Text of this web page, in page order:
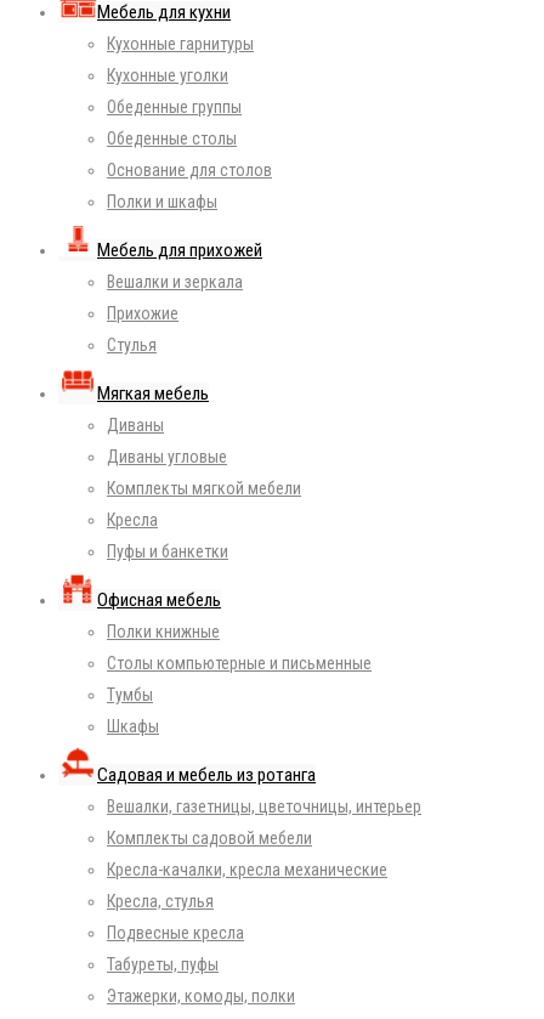
Мебель для кухни
Кухонные гарнитуры
Кухонные уголки
Обеденные группы
Обеденные столы
Основание для столов
Полки и шкафы
Мебель для прихожей
Вешалки и зеркала
Прихожие
Стулья
Мягкая мебель
Диваны
Диваны угловые
Комплекты мягкой мебели
Кресла
Пуфы и банкетки
Офисная мебель
Полки книжные
Столы компьютерные и письменные
Тумбы
Шкафы
Садовая и мебель из ротанга
Вешалки, газетницы, цветочницы, интерьер
Комплекты садовой мебели
Кресла-качалки, кресла механические
Кресла, стулья
Подвесные кресла
Табуреты, пуфы
Этажерки, комоды, полки